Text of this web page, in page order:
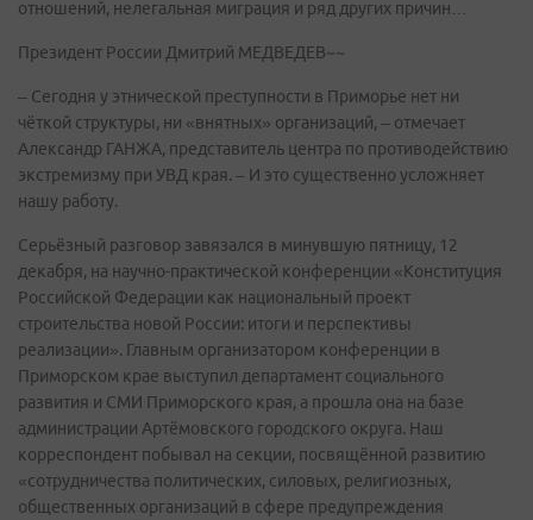
отношений, нелегальная миграция и ряд других причин…
Президент России Дмитрий МЕДВЕДЕВ~~
– Сегодня у этнической преступности в Приморье нет ни
чёткой структуры, ни «внятных» организаций, – отмечает
Александр ГАНЖА, представитель центра по противодействию
экстремизму при УВД края. – И это существенно усложняет
нашу работу.
Серьёзный разговор завязался в минувшую пятницу, 12
декабря, на научно-практической конференции «Конституция
Российской Федерации как национальный проект
строительства новой России: итоги и перспективы
реализации». Главным организатором конференции в
Приморском крае выступил департамент социального
развития и СМИ Приморского края, а прошла она на базе
администрации Артёмовского городского округа. Наш
корреспондент побывал на секции, посвящённой развитию
«сотрудничества политических, силовых, религиозных,
общественных организаций в сфере предупреждения